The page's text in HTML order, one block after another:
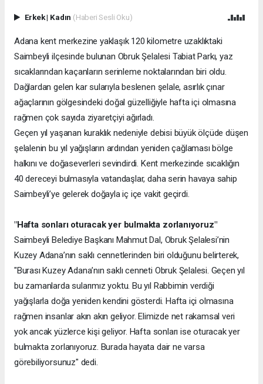
Erkek| Kadın (Haberi Sesli Oku)
Adana kent merkezine yaklaşık 120 kilometre uzaklıktaki
Saimbeyli ilçesinde bulunan Obruk Şelalesi Tabiat Parkı, yaz
sıcaklarından kaçanların serinleme noktalarından biri oldu.
Dağlardan gelen kar sularıyla beslenen şelale, asırlık çınar
ağaçlarının gölgesindeki doğal güzelliğiyle hafta içi olmasına
rağmen çok sayıda ziyaretçiyi ağırladı.
Geçen yıl yaşanan kuraklık nedeniyle debisi büyük ölçüde düşen
şelalenin bu yıl yağışların ardından yeniden çağlaması bölge
halkını ve doğaseverleri sevindirdi. Kent merkezinde sıcaklığın
40 dereceyi bulmasıyla vatandaşlar, daha serin havaya sahip
Saimbeyli’ye gelerek doğayla iç içe vakit geçirdi.
"Hafta sonları oturacak yer bulmakta zorlanıyoruz"
Saimbeyli Belediye Başkanı Mahmut Dal, Obruk Şelalesi’nin
Kuzey Adana’nın saklı cennetlerinden biri olduğunu belirterek,
"Burası Kuzey Adana’nın saklı cenneti Obruk Şelalesi. Geçen yıl
bu zamanlarda sularımız yoktu. Bu yıl Rabbimin verdiği
yağışlarla doğa yeniden kendini gösterdi. Hafta içi olmasına
rağmen insanlar akın akın geliyor. Elimizde net rakamsal veri
yok ancak yüzlerce kişi geliyor. Hafta sonları ise oturacak yer
bulmakta zorlanıyoruz. Burada hayata dair ne varsa
görebiliyorsunuz" dedi.